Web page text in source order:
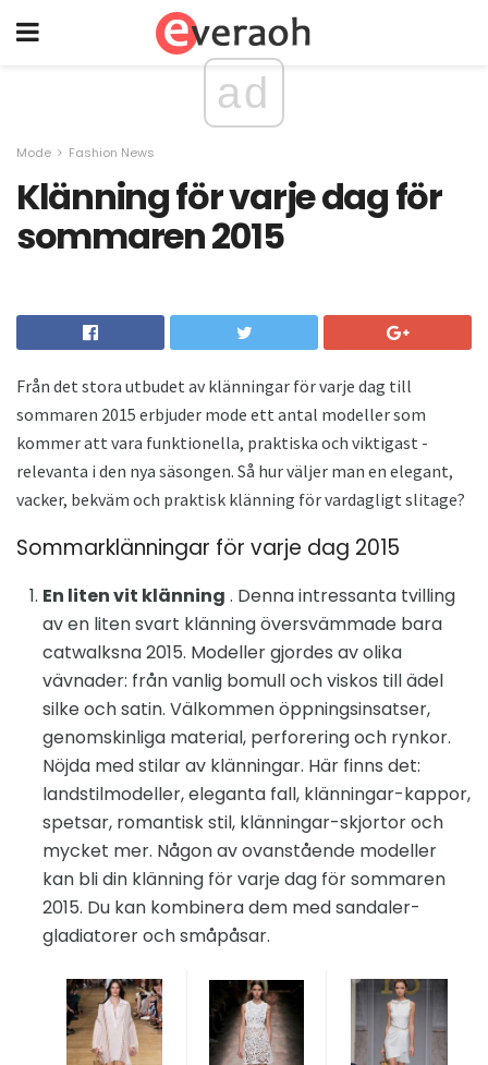
ad
Mode Fashion News
Klänning för varje dag för
sommaren 2015
Från det stora utbudet av klänningar för varje dag till
sommaren 2015 erbjuder mode ett antal modeller som
kommer att vara funktionella, praktiska och viktigast -
relevanta i den nya säsongen. Så hur väljer man en elegant,
vacker, bekväm och praktisk klänning för vardagligt slitage?
Sommarklänningar för varje dag 2015
En liten vit klänning . Denna intressanta tvilling
av en liten svart klänning översvämmade bara
catwalksna 2015. Modeller gjordes av olika
vävnader: från vanlig bomull och viskos till ädel
silke och satin. Välkommen öppningsinsatser,
genomskinliga material, perforering och rynkor.
Nöjda med stilar av klänningar. Här finns det:
landstilmodeller, eleganta fall, klänningar-kappor,
spetsar, romantisk stil, klänningar-skjortor och
mycket mer. Någon av ovanstående modeller
kan bli din klänning för varje dag för sommaren
2015. Du kan kombinera dem med sandaler-
gladiatorer och småpåsar.